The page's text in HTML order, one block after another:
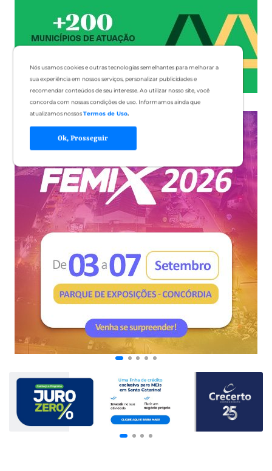
Nós usamos cookies e outras tecnologias semelhantes para melhorar a
sua experiência em nossos serviços, personalizar publicidades e
recomendar conteúdos de seu interesse. Ao utilizar nosso site, você
concorda com nossas condições de uso. Informamos ainda que
atualizamos nossosTermos de Uso.
Ok, Prosseguir